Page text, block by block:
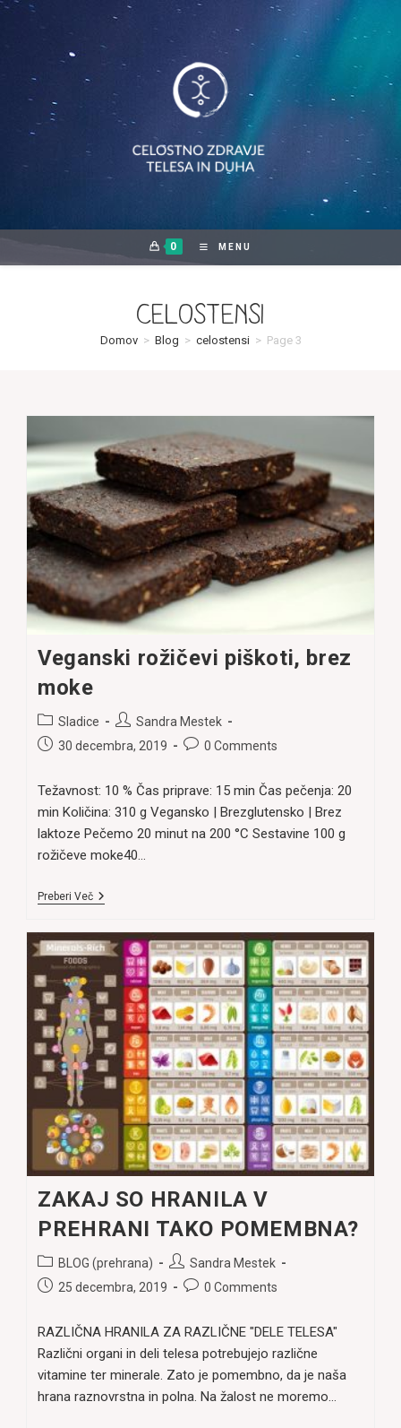
Skip
0 MENU
celostensi
Domov > Blog > celostensi > Page 3
Veganski rožičevi piškoti, brez
moke
Post
category:
Sladice
Post
author:
Sandra Mestek
Post30 decembra, 2019
Post0 Comments
Težavnost: 10 % Čas priprave: 15 min Čas pečenja: 20
min Količina: 310 g Vegansko | Brezglutensko | Brez
laktoze Pečemo 20 minut na 200 °C Sestavine 100 g
rožičeve moke40…
Preberi VečVeganski
Brez
Moke
ZAKAJ SO HRANILA V
PREHRANI TAKO POMEMBNA?
Post
category:
BLOG (prehrana)
Post
author:
Sandra Mestek
Post25 decembra, 2019
Post0 Comments
RAZLIČNA HRANILA ZA RAZLIČNE "DELE TELESA"
Različni organi in deli telesa potrebujejo različne
vitamine ter minerale. Zato je pomembno, da je naša
hrana raznovrstna in polna. Na žalost ne moremo…